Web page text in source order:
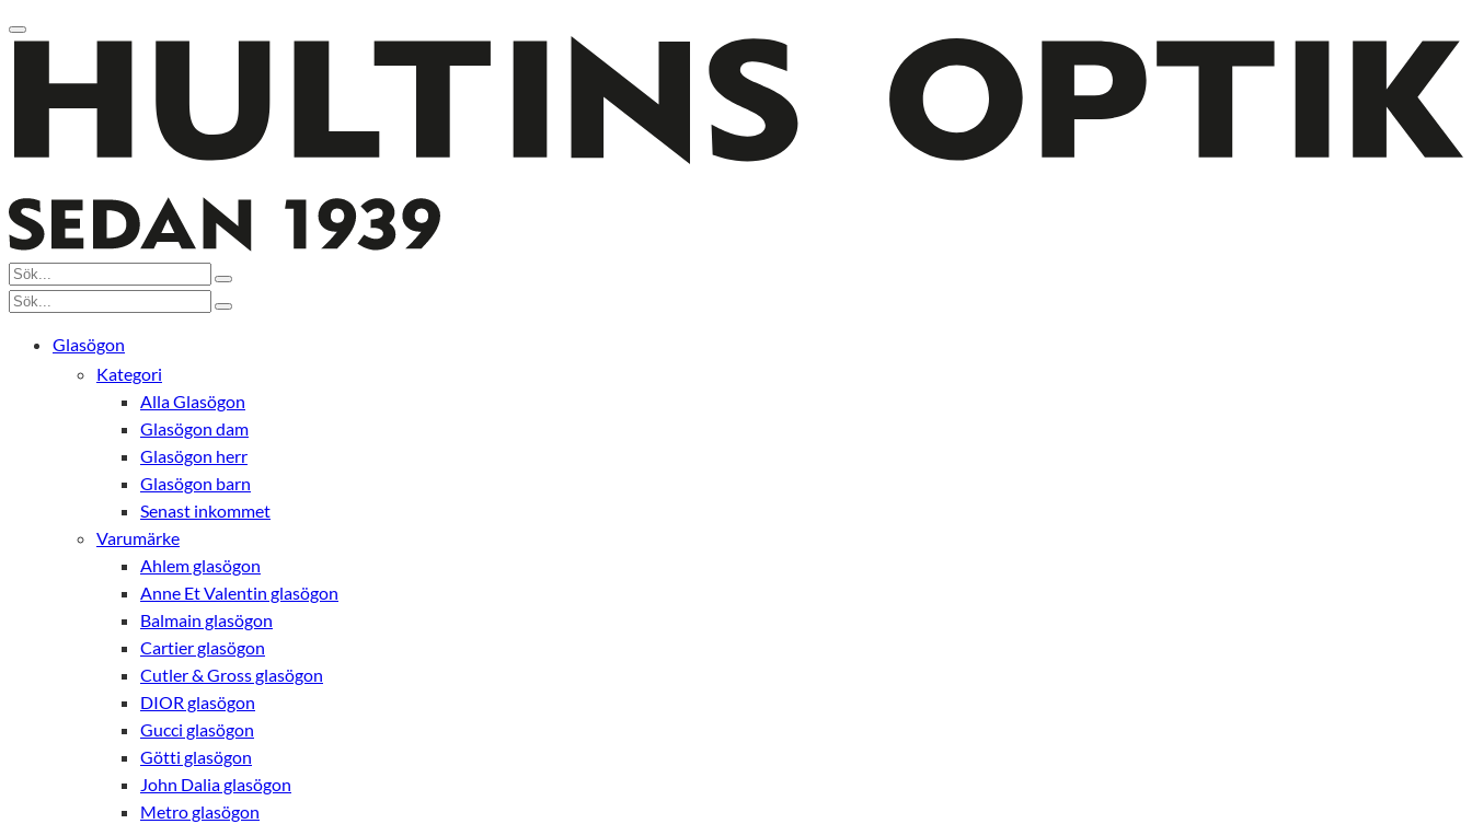
Glasögon
Kategori
Alla Glasögon
Glasögon dam
Glasögon herr
Glasögon barn
Senast inkommet
Varumärke
Ahlem glasögon
Anne Et Valentin glasögon
Balmain glasögon
Cartier glasögon
Cutler & Gross glasögon
DIOR glasögon
Gucci glasögon
Götti glasögon
John Dalia glasögon
Metro glasögon